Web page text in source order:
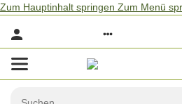
Zum Hauptinhalt springen Zum Menü